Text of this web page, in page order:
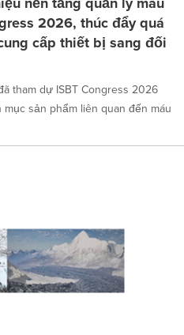
2026, thúc đẩy quá
cấp thiết bị sang đối
tham dự ISBT Congress 2026
sản phẩm liên quan đến máu